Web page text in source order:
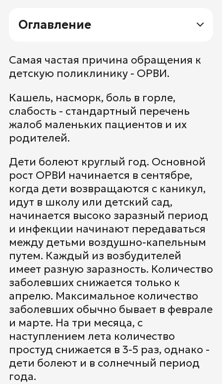
Оглавление
Самая частая причина обращения к
детскую поликлинику - ОРВИ.
Кашель, насморк, боль в горле,
слабость - стандартный перечень
жалоб маленьких пациентов и их
родителей.
Дети болеют круглый год. Основной
рост ОРВИ начинается в сентябре,
когда дети возвращаются с каникул,
идут в школу или детский сад,
начинается высоко заразный период
и инфекции начинают передаваться
между детьми воздушно-капельным
путем. Каждый из возбудителей
имеет разную заразность. Количество
заболевших снижается только к
апрелю. Максимальное количество
заболевших обычно бывает в феврале
и марте. На три месяца, с
наступлением лета количество
простуд снижается в 3-5 раз, однако -
дети болеют и в солнечный период
года.